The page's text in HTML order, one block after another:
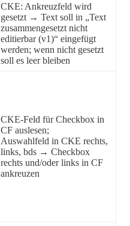
CKE: Ankreuzfeld wird
gesetzt → Text soll in „Text
zusammengesetzt nicht
editierbar (v1)“ eingefügt
werden; wenn nicht gesetzt
soll es leer bleiben
CKE-Feld für Checkbox in
CF auslesen;
Auswahlfeld in CKE rechts,
links, bds → Checkbox
rechts und/oder links in CF
ankreuzen